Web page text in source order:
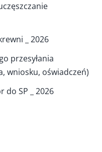
_ 2026
przesyłania
wniosku, oświadczeń)
do SP _ 2026